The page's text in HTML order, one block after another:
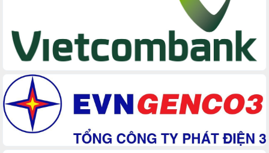
Hồ Thị Nguyên Thảo làm việc tại Trung
tâm Phục vụ hành chính công xã Ea
Phê
hành cùng nông dân dân, doanh nghiệp
Giai đoạn 2026-2030, Đắk Lắk phấn
đấu có 77% xã đạt chuẩn nông thôn
mới
Chuyển đổi số 'mở đường' cho nông
nghiệp Đắk Lắk tăng trưởng bứt phá